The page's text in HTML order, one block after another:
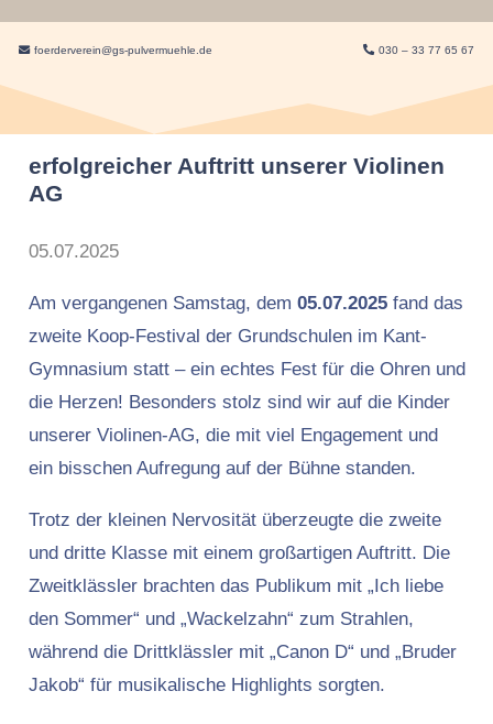
foerderverein@gs-pulvermuehle.de 030 – 33 77 65 67
erfolgreicher Auftritt unserer Violinen
AG
05.07.2025
Am vergangenen Samstag, dem 05.07.2025fand das
zweite Koop-Festival der Grundschulen im Kant-
Gymnasium statt – ein echtes Fest für die Ohren und
die Herzen! Besonders stolz sind wir auf die Kinder
unserer Violinen-AG, die mit viel Engagement und
ein bisschen Aufregung auf der Bühne standen.
Trotz der kleinen Nervosität überzeugte die zweite
und dritte Klasse mit einem großartigen Auftritt. Die
Zweitklässler brachten das Publikum mit „Ich liebe
den Sommer“ und „Wackelzahn“ zum Strahlen,
während die Drittklässler mit „Canon D“ und „Bruder
Jakob“ für musikalische Highlights sorgten.